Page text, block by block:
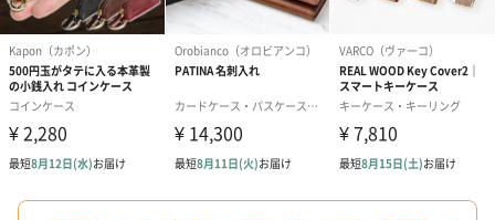
生花のブーケを同梱します。
※9-15時にご注文いただく場合、最短のお届け可能日が通常より
も1日遅くなります。